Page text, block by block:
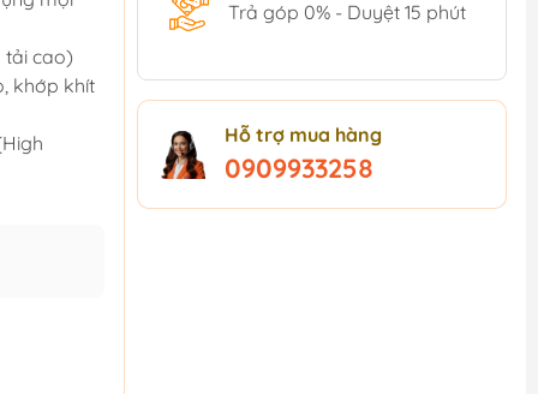
tải cao)
khớp khít
Trả góp 0% - Duyệt 15 phút
Hỗ trợ mua hàng
0909933258